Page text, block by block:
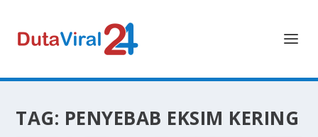
TAG: PENYEBAB EKSIM KERING